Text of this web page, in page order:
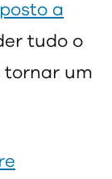
a
tudo o
tornar um